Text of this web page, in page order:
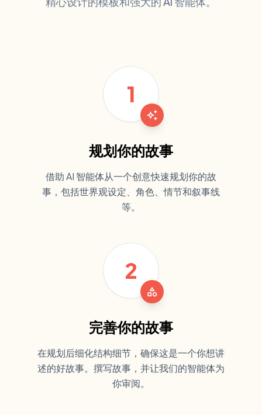
1
auto_awesome
规划你的故事
借助 AI 智能体从一个创意快速规划你的故
事，包括世界观设定、角色、情节和叙事线
等。
2
category
完善你的故事
在规划后细化结构细节，确保这是一个你想讲
述的好故事。撰写故事，并让我们的智能体为
你审阅。